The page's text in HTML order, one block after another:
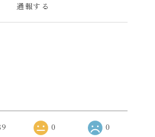
通報する
0 0